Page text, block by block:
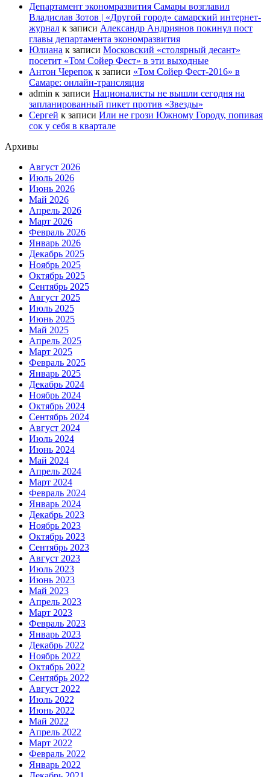
Департамент экономразвития Самары возглавил
Владислав Зотов | «Другой город» самарский интернет-
журнал к записи Александр Андриянов покинул пост
главы департамента экономразвития
Юлиана к записи Московский «столярный десант»
посетит «Том Сойер Фест» в эти выходные
Антон Черепок к записи «Том Сойер Фест-2016» в
Самаре: онлайн-трансляция
admin к записи Националисты не вышли сегодня на
запланированный пикет против «Звезды»
Сергей к записи Или не грози Южному Городу, попивая
сок у себя в квартале
Архивы
Август 2026
Июль 2026
Июнь 2026
Май 2026
Апрель 2026
Март 2026
Февраль 2026
Январь 2026
Декабрь 2025
Ноябрь 2025
Октябрь 2025
Сентябрь 2025
Август 2025
Июль 2025
Июнь 2025
Май 2025
Апрель 2025
Март 2025
Февраль 2025
Январь 2025
Декабрь 2024
Ноябрь 2024
Октябрь 2024
Сентябрь 2024
Август 2024
Июль 2024
Июнь 2024
Май 2024
Апрель 2024
Март 2024
Февраль 2024
Январь 2024
Декабрь 2023
Ноябрь 2023
Октябрь 2023
Сентябрь 2023
Август 2023
Июль 2023
Июнь 2023
Май 2023
Апрель 2023
Март 2023
Февраль 2023
Январь 2023
Декабрь 2022
Ноябрь 2022
Октябрь 2022
Сентябрь 2022
Август 2022
Июль 2022
Июнь 2022
Май 2022
Апрель 2022
Март 2022
Февраль 2022
Январь 2022